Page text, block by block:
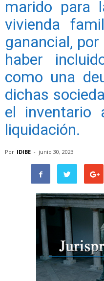
marido para
vivienda
ganancial,
haber
como una
dichas
el inventario
liquidación.
Por IDIBE - junio 30, 2023